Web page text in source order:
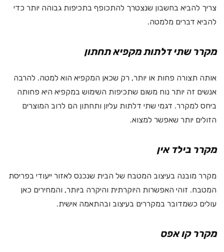
צריך להביא בחשבון שנצטרך להתכופף בתכיפות גבוהה יותר כדי
להביא דברים מלמטה.
מקרר שתי דלתות מקפיא תחתון
אותה תצורה פחות או יותר, רק שכאן המקפיא הוא למטה. להרבה
אנשים זה יותר נוח משום שתכיפות השימוש במקפיא היא פחותה
ביחס למקרר. דגמי שתי דלתות עליון ותחתון הם לרוב המוצרים
הזולים יותר שאפשר למצוא.
מקרר בילד אין
מקרר מובנה בעיצוב המטבח של הבית שנכנס לאזור ייעודי בפריסת
המטבח. זוהי האפשרות היוקרתית והיקרה ביותר, והמחירים כאן
עולים כשמדובר במקררים בעיצוב ובהתאמה אישית.
מקרר קו אפס